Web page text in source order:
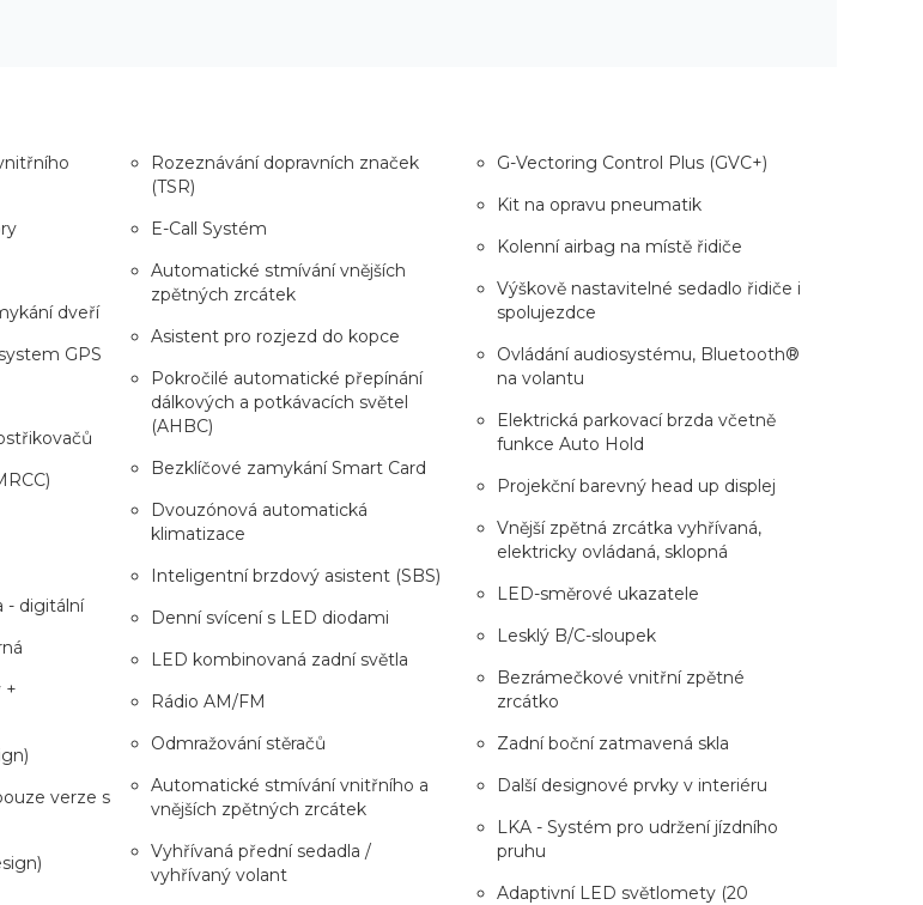
dveří
GPS
- digitální
+
verze s
Rozeznávání dopravních značek
(TSR)
E-Call Systém
Automatické stmívání vnějších
zpětných zrcátek
Asistent pro rozjezd do kopce
Pokročilé automatické přepínání
dálkových a potkávacích světel
(AHBC)
Bezklíčové zamykání Smart Card
Dvouzónová automatická
klimatizace
Inteligentní brzdový asistent (SBS)
Denní svícení s LED diodami
LED kombinovaná zadní světla
Rádio AM/FM
Odmražování stěračů
Automatické stmívání vnitřního a
vnějších zpětných zrcátek
Vyhřívaná přední sedadla /
vyhřívaný volant
G-Vectoring Control Plus (GVC+)
Kit na opravu pneumatik
Kolenní airbag na místě řidiče
Výškově nastavitelné sedadlo řidiče i
spolujezdce
Ovládání audiosystému, Bluetooth®
na volantu
Elektrická parkovací brzda včetně
funkce Auto Hold
Projekční barevný head up displej
Vnější zpětná zrcátka vyhřívaná,
elektricky ovládaná, sklopná
LED-směrové ukazatele
Lesklý B/C-sloupek
Bezrámečkové vnitřní zpětné
zrcátko
Zadní boční zatmavená skla
Další designové prvky v interiéru
LKA - Systém pro udržení jízdního
pruhu
Adaptivní LED světlomety (20